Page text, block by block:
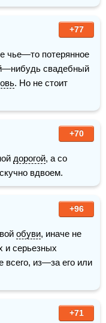
+77
чье—то потерянное
свадебный
. Но не стоит
+70
дорогой, а со
вдвоем.
+96
обуви, иначе не
всего, из—за его или
+71